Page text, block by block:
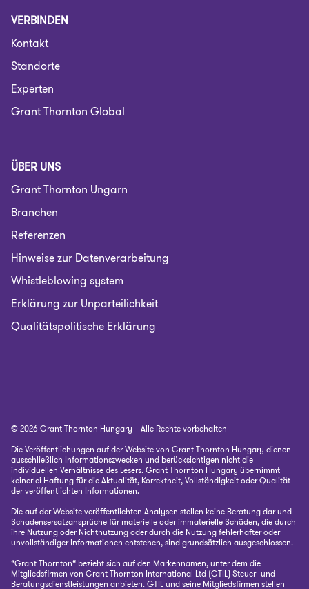
VERBINDEN
Kontakt
Standorte
Experten
Grant Thornton Global
ÜBER UNS
Grant Thornton Ungarn
Branchen
Referenzen
Hinweise zur Datenverarbeitung
Whistleblowing system
Erklärung zur Unparteilichkeit
Qualitätspolitische Erklärung
© 2026 Grant Thornton Hungary – Alle Rechte vorbehalten
Die Veröffentlichungen auf der Website von Grant Thornton Hungary dienen
ausschließlich Informationszwecken und berücksichtigen nicht die
individuellen Verhältnisse des Lesers. Grant Thornton Hungary übernimmt
keinerlei Haftung für die Aktualität, Korrektheit, Vollständigkeit oder Qualität
der veröffentlichten Informationen.
Die auf der Website veröffentlichten Analysen stellen keine Beratung dar und
Schadensersatzansprüche für materielle oder immaterielle Schäden, die durch
ihre Nutzung oder Nichtnutzung oder durch die Nutzung fehlerhafter oder
unvollständiger Informationen entstehen, sind grundsätzlich ausgeschlossen.
“Grant Thornton“ bezieht sich auf den Markennamen, unter dem die
Mitgliedsfirmen von Grant Thornton International Ltd (GTIL) Steuer- und
Beratungsdienstleistungen anbieten. GTIL und seine Mitgliedsfirmen stellen